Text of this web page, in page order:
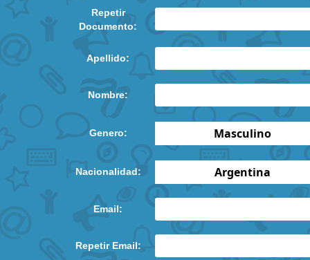
Repetir
Documento:
Apellido:
Nombre:
Genero:
Nacionalidad:
Email:
Repetir Email: